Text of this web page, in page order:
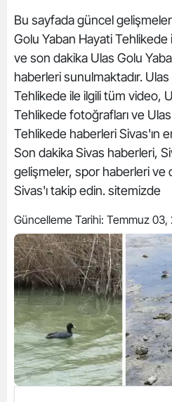
Bu sayfada güncel
Golu Yaban Hayati
ve son dakika Ulas Golu
haberleri sunulmaktadır.
Tehlikede ile ilgili tüm video,
Tehlikede fotoğrafları ve
Tehlikede haberleri Sivas'ın
Son dakika Sivas haberleri,
gelişmeler, spor haberleri ve
Sivas'ı takip edin. sitemizde
Güncelleme Tarihi: Temmuz 03,